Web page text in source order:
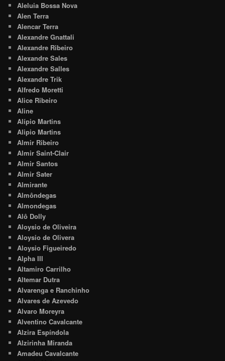
Aleluia Bossa Nova
Alen Terra
Alencar Terra
Alexandre Gnattali
Alexandre Ribeiro
Alexandre Sales
Alexandre Salles
Alexandre Trik
Alfredo Moretti
Alice Ribeiro
Aline
Alípio Martins
Alipio Martins
Almir Ribeiro
Almir Saint-Clair
Almir Santos
Almir Sater
Almirante
Almôndegas
Almondegas
Alô Dolly
Aloysio de Oliveira
Aloysio de Olivera
Aloysio Figueiredo
Alpha III
Altamiro Carrilho
Altemar Dutra
Alvarenga e Ranchinho
Alvares de Azevedo
Alvaro Moreyra
Alventino Cavalcante
Alzira Espíndola
Alzirinha Miranda
Amadeu Cavalcante